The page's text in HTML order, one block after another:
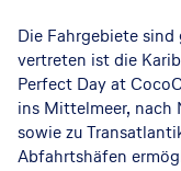
Die Fahrgebiete
vertreten ist die
Perfect Day at
ins Mittelmeer, nach
sowie zu
Abfahrtshäfen